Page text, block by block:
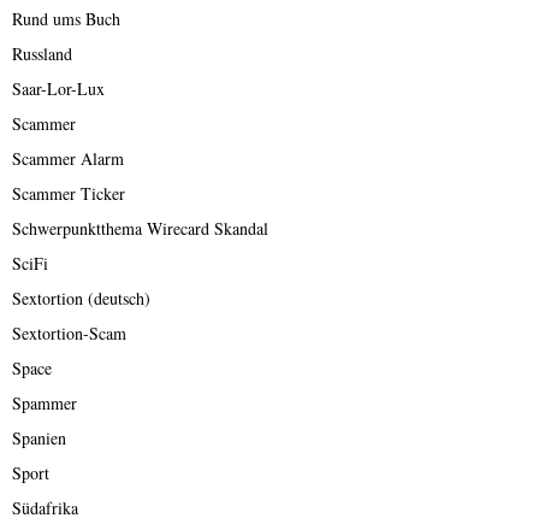
Rund ums Buch
Russland
Saar-Lor-Lux
Scammer
Scammer Alarm
Scammer Ticker
Schwerpunktthema Wirecard Skandal
SciFi
Sextortion (deutsch)
Sextortion-Scam
Space
Spammer
Spanien
Sport
Südafrika